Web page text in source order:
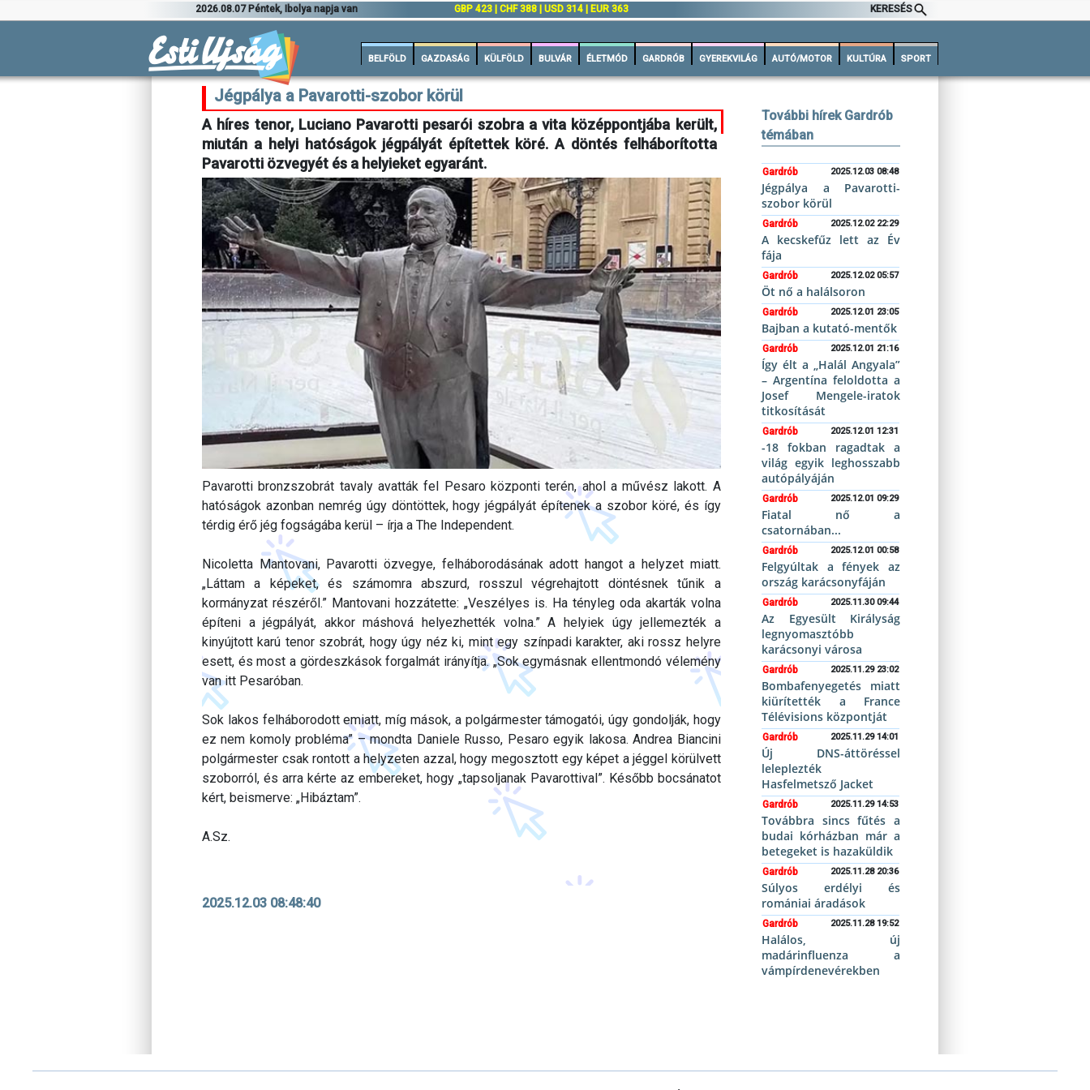
2026.08.07 Péntek, Ibolya napja van GBP 423 | CHF 388 | USD 314 | EUR 363 KERESÉS
BELFÖLD GAZDASÁG KÜLFÖLD BULVÁR ÉLETMÓD GARDRÓB GYEREKVILÁG AUTÓ/MOTOR KULTÚRA SPORT
Jégpálya a Pavarotti-szobor körül
A híres tenor, Luciano Pavarotti pesarói szobra a vita középpontjába került,
miután a helyi hatóságok jégpályát építettek köré. A döntés felháborította
Pavarotti özvegyét és a helyieket egyaránt.
Pavarotti bronzszobrát tavaly avatták fel Pesaro központi terén, ahol a művész lakott. A
hatóságok azonban nemrég úgy döntöttek, hogy jégpályát építenek a szobor köré, és így
térdig érő jég fogságába kerül – írja a The Independent.
Nicoletta Mantovani, Pavarotti özvegye, felháborodásának adott hangot a helyzet miatt.
„Láttam a képeket, és számomra abszurd, rosszul végrehajtott döntésnek tűnik a
kormányzat részéről.” Mantovani hozzátette: „Veszélyes is. Ha tényleg oda akarták volna
építeni a jégpályát, akkor máshová helyezhették volna.” A helyiek úgy jellemezték a
kinyújtott karú tenor szobrát, hogy úgy néz ki, mint egy színpadi karakter, aki rossz helyre
esett, és most a gördeszkások forgalmát irányítja. „Sok egymásnak ellentmondó vélemény
van itt Pesaróban.
Sok lakos felháborodott emiatt, míg mások, a polgármester támogatói, úgy gondolják, hogy
ez nem komoly probléma” – mondta Daniele Russo, Pesaro egyik lakosa. Andrea Biancini
polgármester csak rontott a helyzeten azzal, hogy megosztott egy képet a jéggel körülvett
szoborról, és arra kérte az embereket, hogy „tapsoljanak Pavarottival”. Később bocsánatot
kért, beismerve: „Hibáztam”.
A.Sz.
2025.12.03 08:48:40
További hírek Gardrób
témában
Gardrób 2025.12.03 08:48
Jégpálya a Pavarotti-
szobor körül
Gardrób 2025.12.02 22:29
A kecskefűz lett az Év
fája
Gardrób 2025.12.02 05:57
Öt nő a halálsoron
Gardrób 2025.12.01 23:05
Bajban a kutató-mentők
Gardrób 2025.12.01 21:16
Így élt a „Halál Angyala”
– Argentína feloldotta a
Josef Mengele-iratok
titkosítását
Gardrób 2025.12.01 12:31
-18 fokban ragadtak a
világ egyik leghosszabb
autópályáján
Gardrób 2025.12.01 09:29
Fiatal nő a
csatornában...
Gardrób 2025.12.01 00:58
Felgyúltak a fények az
ország karácsonyfáján
Gardrób 2025.11.30 09:44
Az Egyesült Királyság
legnyomasztóbb
karácsonyi városa
Gardrób 2025.11.29 23:02
Bombafenyegetés miatt
kiürítették a France
Télévisions központját
Gardrób 2025.11.29 14:01
Új DNS-áttöréssel
leleplezték
Hasfelmetsző Jacket
Gardrób 2025.11.29 14:53
Továbbra sincs fűtés a
budai kórházban már a
betegeket is hazaküldik
Gardrób 2025.11.28 20:36
Súlyos erdélyi és
romániai áradások
Gardrób 2025.11.28 19:52
Halálos, új
madárinfluenza a
vámpírdenevérekben